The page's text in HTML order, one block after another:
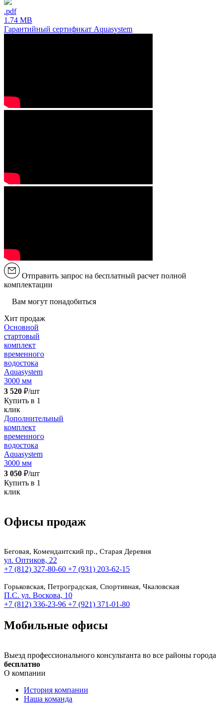
.pdf
1.74 MB
Гарантийный сертификат Aquasystem
Отправить запрос на бесплатный расчет полной
комплектации
Вам могут понадобиться
Хит продаж
Основной
стартовый
комплект
временного
водостока
Aquasystem
3000 мм
3 520 ₽/шт
Купить в 1
клик
Дополнительный
комплект
временного
водостока
Aquasystem
3000 мм
3 050 ₽/шт
Купить в 1
клик
Офисы продаж
Беговая, Комендантский пр., Старая Деревня
ул. Оптиков, 22
+7 (812) 327-80-60 +7 (931) 203-62-15
Горьковская, Петроградская, Спортивная, Чкаловская
П.С. ул. Воскова, 10
+7 (812) 336-23-96 +7 (921) 371-01-80
Мобильные офисы
Выезд профессионального консультанта во все районы города
бесплатно
О компании
История компании
Наша команда